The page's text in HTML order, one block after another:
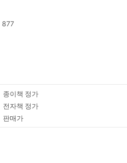
877
종이책 정가
전자책 정가
판매가